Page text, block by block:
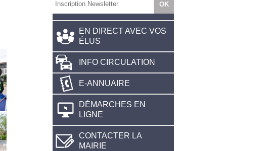
EN DIRECT AVEC VOS
ÉLUS
INFO CIRCULATION
E-ANNUAIRE
DÉMARCHES EN
LIGNE
CONTACTER LA
MAIRIE